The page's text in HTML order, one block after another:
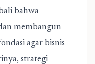
bahwa
membangun
agar bisnis
strategi